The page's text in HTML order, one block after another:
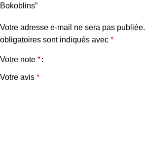
Bokoblins”
Votre adresse e-mail ne sera pas publiée.
obligatoires sont indiqués avec *
Votre note *
Votre avis *